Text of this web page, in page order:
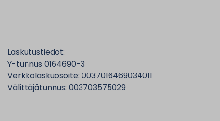
Laskutustiedot:
Y-tunnus 0164690-3
Verkkolaskuosoite: 0037016469034011
Välittäjätunnus: 003703575029